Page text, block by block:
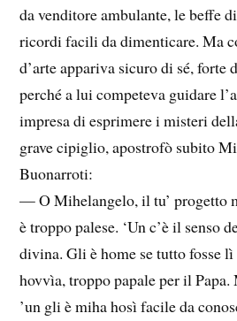
da venditore ambulante, le beffe
ricordi facili da dimenticare. Ma
d’arte appariva sicuro di sé, forte
perché a lui competeva guidare
impresa di esprimere i misteri
grave cipiglio, apostrofò subito
Buonarroti:
— O Mihelangelo, il tu’ progetto
è troppo palese. ‘Un c’è il senso
divina. Gli è home se tutto fosse lì
hovvìa, troppo papale per il
’un gli è miha hosì facile da